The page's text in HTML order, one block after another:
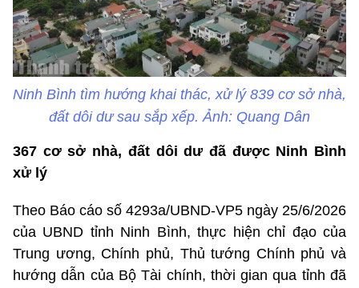
Ninh Bình tìm hướng khai thác, xử lý 839 cơ sở nhà,
đất dôi dư sau sắp xếp. Ảnh: Quang Dân
367 cơ sở nhà, đất dôi dư đã được Ninh Bình
xử lý
Theo Báo cáo số 4293a/UBND-VP5 ngày 25/6/2026
của UBND tỉnh Ninh Bình, thực hiện chỉ đạo của
Trung ương, Chính phủ, Thủ tướng Chính phủ và
hướng dẫn của Bộ Tài chính, thời gian qua tỉnh đã